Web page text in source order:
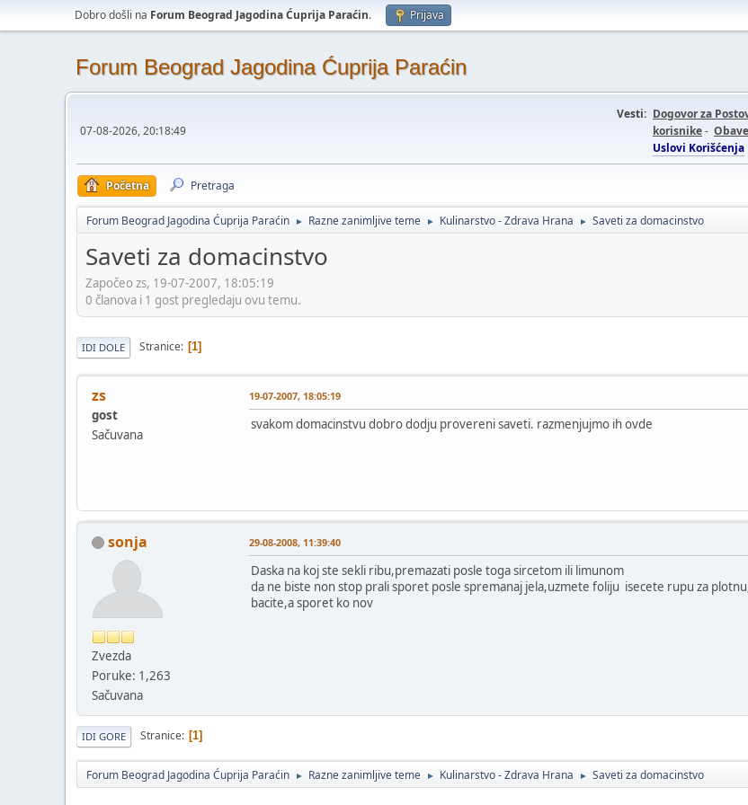
Dobro došli na Forum Beograd Jagodina Ćuprija Paraćin. Prijava
Forum Beograd Jagodina Ćuprija Paraćin
07-08-2026, 20:18:49
Vesti: Dogovor za
korisnike-
Uslovi Korišćenja
Početna Pretraga
Forum Beograd Jagodina Ćuprija Paraćin ► Razne zanimljive teme ► Kulinarstvo - Zdrava Hrana ► Saveti za domacinstvo
Saveti za domacinstvo
Započeo zs, 19-07-2007, 18:05:19
0 članova i 1 gost pregledaju ovu temu.
IDI DOLE Stranice 1
zs
gost
Sačuvana
19-07-2007, 18:05:19
svakom domacinstvu dobro dodju provereni saveti. razmenjujmo ih ovde
sonja
Zvezda
Poruke: 1,263
Sačuvana
29-08-2008, 11:39:40
Daska na koj ste sekli ribu,premazati posle toga sircetom ili limunom
da ne biste non stop prali sporet posle spremanaj jela,uzmete foliju isecete rupu za
bacite,a sporet ko nov
IDI GORE Stranice 1
Forum Beograd Jagodina Ćuprija Paraćin ► Razne zanimljive teme ► Kulinarstvo - Zdrava Hrana ► Saveti za domacinstvo